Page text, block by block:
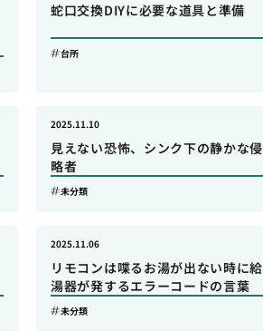
蛇口交換DIYに必要な道具と準備
台所
見えない恐怖、シンク下の静かな侵
略者
2025.11.10
未分類
リモコンは喋るお湯が出ない時に給
湯器が発するエラーコードの言葉
2025.11.06
未分類